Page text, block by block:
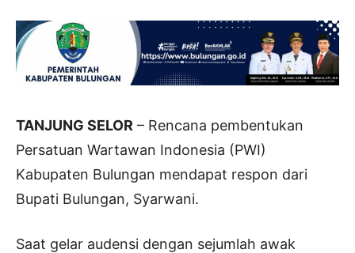
TANJUNG SELOR – Rencana pembentukan
Persatuan Wartawan Indonesia (PWI)
Kabupaten Bulungan mendapat respon dari
Bupati Bulungan, Syarwani.
Saat gelar audensi dengan sejumlah awak